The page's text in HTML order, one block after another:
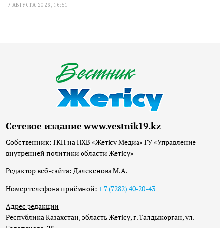
7 АВГУСТА 2026, 16:51
Сетевое издание www.vestnik19.kz
Собственник: ГКП на ПХВ «Жетісу Медиа» ГУ «Управление
внутренней политики области Жетісу»
Редактор веб-сайта: Далекенова М.А.
Номер телефона приёмной: + 7 (7282) 40-20-43
Адрес редакции
Республика Казахстан, область Жетісу, г. Талдыкорган, ул.